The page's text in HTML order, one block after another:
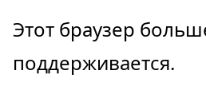
Пропустить
перейти
Этот браузер
поддерживается.